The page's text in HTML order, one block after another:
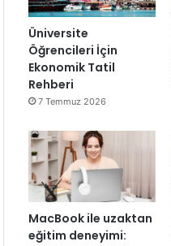
Üniversite
Öğrencileri İçin
Ekonomik Tatil
Rehberi
7 Temmuz 2026
MacBook ile uzaktan
eğitim deneyimi: